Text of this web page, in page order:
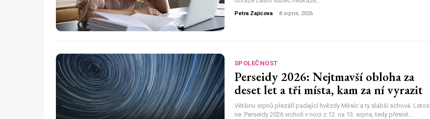
Petra Zajícova - 8 srpna, 2026
SPOLEČNOST
Perseidy 2026: Nejtmavší obloha za
deset let a tři místa, kam za ní vyrazit
Většinu srpnů přezáří padající hvězdy Měsíc a ty slabší schová. Letos
ne. Perseidy 2026 vrcholí v noci z 12. na 13. srpna, tedy přesně...